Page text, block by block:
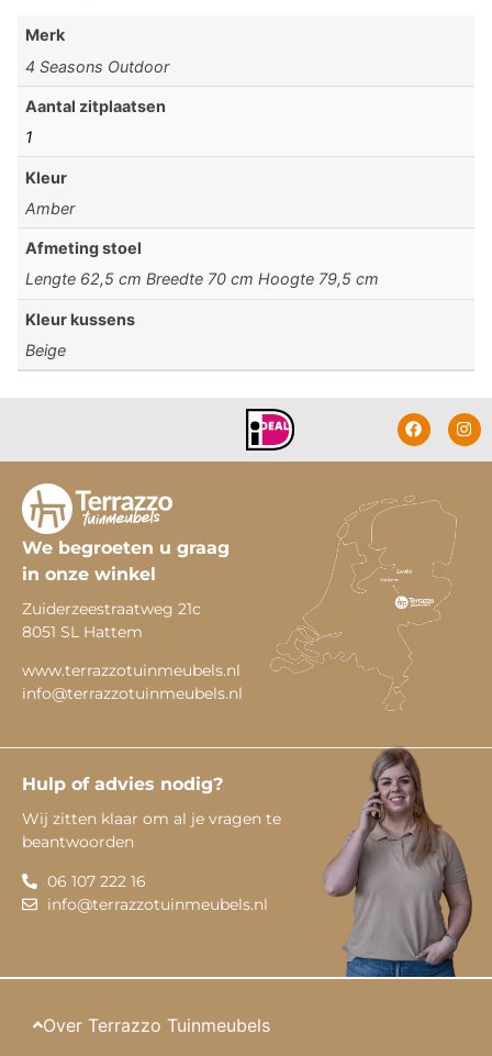
Merk
4 Seasons Outdoor
Aantal zitplaatsen
1
Kleur
Amber
Afmeting stoel
Lengte 62,5 cm Breedte 70 cm Hoogte 79,5 cm
Kleur kussens
Beige
We begroeten u graag
in onze winkel
Zuiderzeestraatweg 21c
8051 SL Hattem
www.terrazzotuinmeubels.nl
info@terrazzotuinmeubels.nl
Hulp of advies nodig?
Wij zitten klaar om al je vragen te
beantwoorden
06 107 222 16
info@terrazzotuinmeubels.nl
Over Terrazzo Tuinmeubels